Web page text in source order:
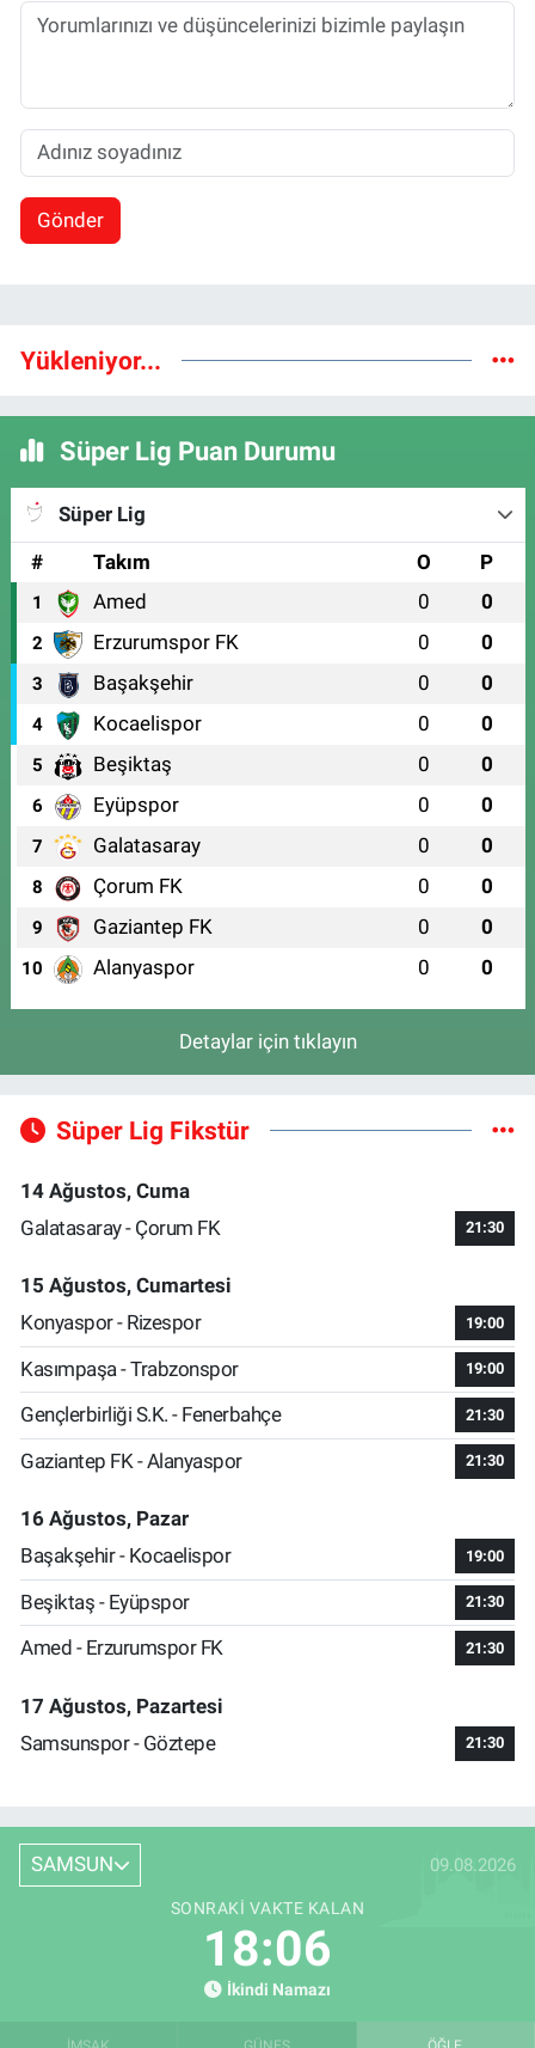
Gönder
Yükleniyor...
Süper Lig Puan Durumu
Süper Lig
#
Takım O P
1 Amed 0 0
2 Erzurumspor FK 0 0
3 Başakşehir 0 0
4 Kocaelispor 0 0
5 Beşiktaş 0 0
6 Eyüpspor 0 0
7 Galatasaray 0 0
8 Çorum FK 0 0
9 Gaziantep FK 0 0
10 Alanyaspor 0 0
Detaylar için tıklayın
Süper Lig Fikstür
14 Ağustos, Cuma
Galatasaray - Çorum FK
21:30
15 Ağustos, Cumartesi
Konyaspor - Rizespor
19:00
Kasımpaşa - Trabzonspor 19:00
Gençlerbirliği S.K. - Fenerbahçe 21:30
Gaziantep FK - Alanyaspor 21:30
16 Ağustos, Pazar
Başakşehir - Kocaelispor
19:00
Beşiktaş - Eyüpspor 21:30
Amed - Erzurumspor FK 21:30
17 Ağustos, Pazartesi
Samsunspor - Göztepe
21:30
SAMSUN 09.08.2026
SONRAKI VAKTE KALAN
18:05
İkindi Namazı